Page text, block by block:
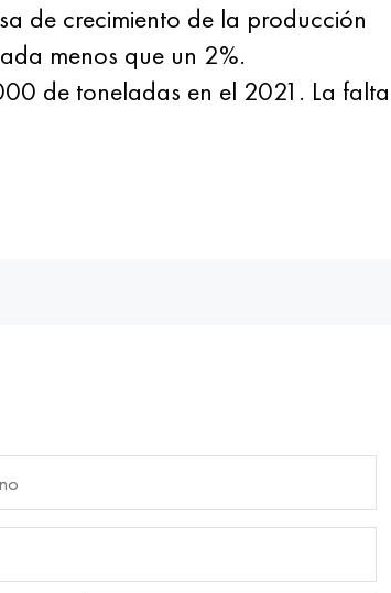
de crecimiento de la producción
menos que un 2%.
de toneladas en el 2021. La falta